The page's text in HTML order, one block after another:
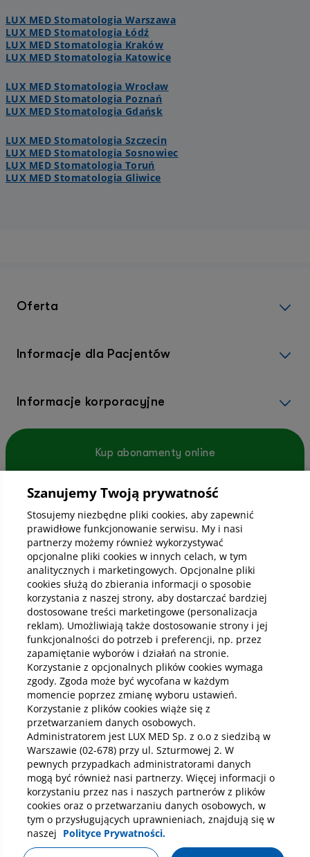
LUX MED Stomatologia Warszawa
LUX MED Stomatologia Łódź
LUX MED Stomatologia Kraków
LUX MED Stomatologia Katowice
LUX MED Stomatologia Wrocław
LUX MED Stomatologia Poznań
LUX MED Stomatologia Gdańsk
LUX MED Stomatologia Szczecin
LUX MED Stomatologia Sosnowiec
LUX MED Stomatologia Toruń
LUX MED Stomatologia Gliwice
Oferta
Informacje dla Pacjentów
Informacje korporacyjne
Kup abonamenty online
Kup online
Pobierz aplikację mobilną
Polityka prywatności Notka prawna
Dane osobowe
Mapa strony
Oświadczenie o dostępności Regulamin
Szanujemy Twoją prywatność
Stosujemy niezbędne pliki cookies, aby zapewnić
prawidłowe funkcjonowanie serwisu. My i nasi
partnerzy możemy również wykorzystywać
opcjonalne pliki cookies w innych celach, w tym
analitycznych i marketingowych. Opcjonalne pliki
cookies służą do zbierania informacji o sposobie
korzystania z naszej strony, aby dostarczać bardziej
dostosowane treści marketingowe (personalizacja
reklam). Umożliwiają także dostosowanie strony i jej
funkcjonalności do potrzeb i preferencji, np. przez
zapamiętanie wyborów i działań na stronie.
Korzystanie z opcjonalnych plików cookies wymaga
zgody. Zgoda może być wycofana w każdym
momencie poprzez zmianę wyboru ustawień.
Korzystanie z plików cookies wiąże się z
przetwarzaniem danych osobowych.
Administratorem jest LUX MED Sp. z o.o z siedzibą w
Warszawie (02-678) przy ul. Szturmowej 2. W
pewnych przypadkach administratorami danych
mogą być również nasi partnerzy. Więcej informacji o
korzystaniu przez nas i naszych partnerów z plików
cookies oraz o przetwarzaniu danych osobowych, w
tym o przysługujących uprawnieniach, znajdują się w
naszej Polityce Prywatności.